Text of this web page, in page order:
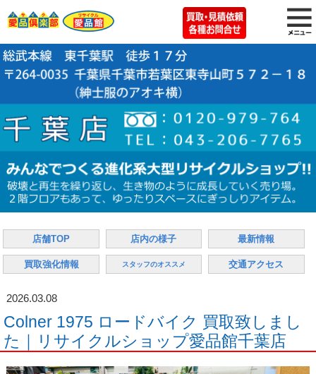
店舗TOP 店内の様子 最新情報
買取強化情報 スタッフのオススメ 交通アクセス
2026.03.08
Colner 1975 ロードバイク 買取致しまし
た｜リサイクルショップ愛品館千葉店